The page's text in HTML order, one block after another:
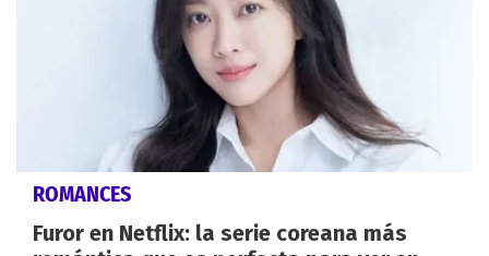
ROMANCES
Furor en Netflix: la serie coreana más